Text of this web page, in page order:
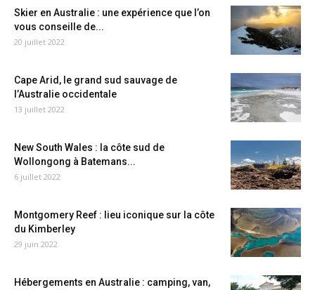
Skier en Australie : une expérience que l’on
vous conseille de...
20 juillet 2022
Cape Arid, le grand sud sauvage de
l’Australie occidentale
13 juillet 2022
New South Wales : la côte sud de
Wollongong à Batemans...
6 juillet 2022
Montgomery Reef : lieu iconique sur la côte
du Kimberley
29 juin 2022
Hébergements en Australie : camping, van,